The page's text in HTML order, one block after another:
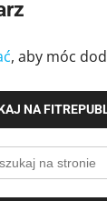
, aby móc
NA